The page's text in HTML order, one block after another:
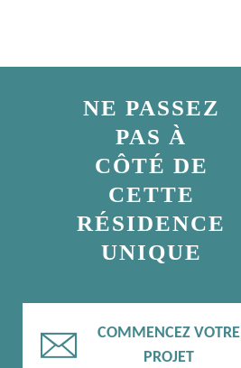
NE PASSEZ
PAS À
CÔTÉ DE
CETTE
RÉSIDENCE
UNIQUE
📧
COMMENCEZ VOTRE
PROJET